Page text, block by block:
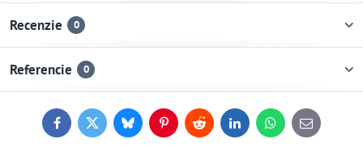
Recenzie 0
Referencie 0
FacebookTwitterBlueskyPinterestReddit LinkedInWhatsApp
E-
mail